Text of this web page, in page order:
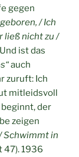
gegen
/ Ich
ließ nicht zu /
Und ist das
auch
zuruft: Ich
mitleidsvoll
der
zeigen
Schwimmt in
47). 1936